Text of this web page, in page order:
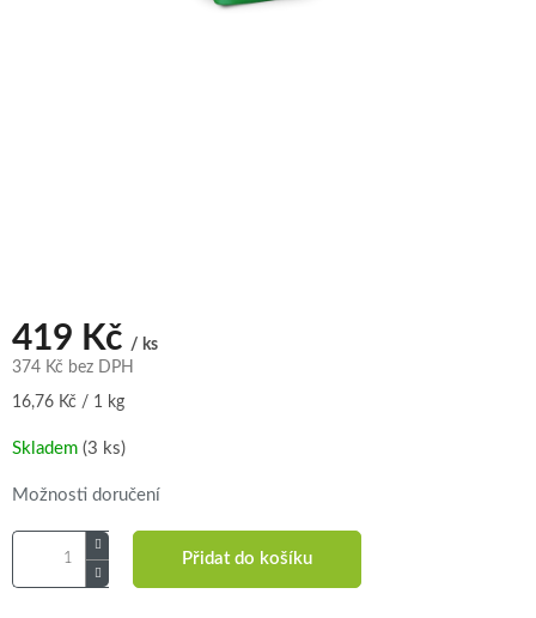
419 Kč / ks
374 Kč bez DPH
Měrná
16,76 Kč / 1 kg
Skladem (3 ks)
Možnosti doručení
Přidat do košíku